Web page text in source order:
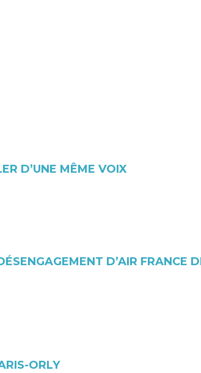
D’UNE MÊME VOIX
D’AIR FRANCE
ORLY